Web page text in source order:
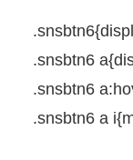
.snsbtn6{
.snsbtn6 a{
.snsbtn6 a:
.snsbtn6 a i{